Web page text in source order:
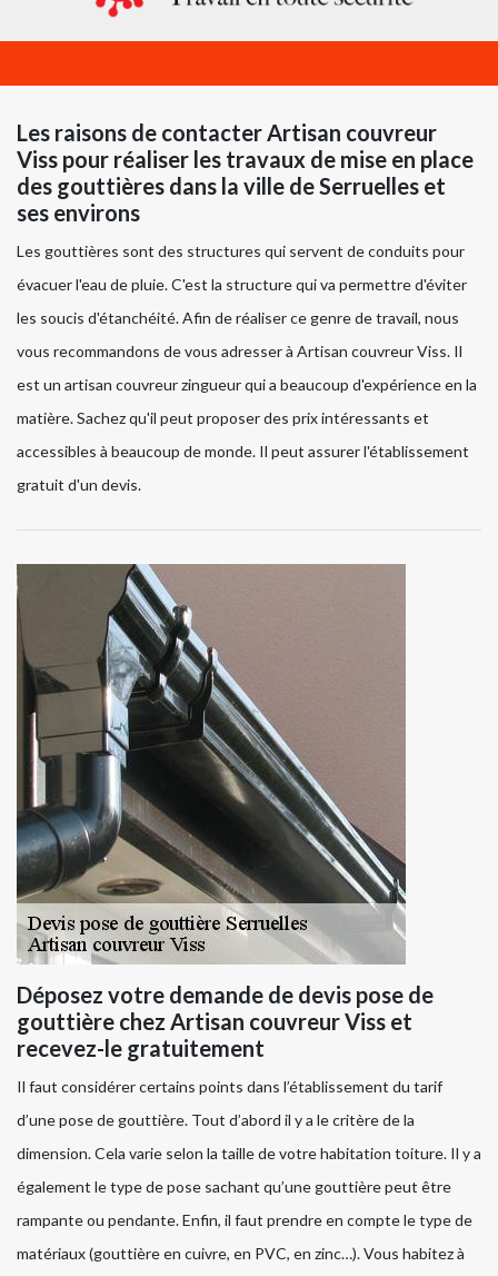
Les raisons de contacter Artisan couvreur
Viss pour réaliser les travaux de mise en place
des gouttières dans la ville de Serruelles et
ses environs
Les gouttières sont des structures qui servent de conduits pour
évacuer l'eau de pluie. C'est la structure qui va permettre d'éviter
les soucis d'étanchéité. Afin de réaliser ce genre de travail, nous
vous recommandons de vous adresser à Artisan couvreur Viss. Il
est un artisan couvreur zingueur qui a beaucoup d'expérience en la
matière. Sachez qu'il peut proposer des prix intéressants et
accessibles à beaucoup de monde. Il peut assurer l'établissement
gratuit d'un devis.
Déposez votre demande de devis pose de
gouttière chez Artisan couvreur Viss et
recevez-le gratuitement
Il faut considérer certains points dans l’établissement du tarif
d’une pose de gouttière. Tout d’abord il y a le critère de la
dimension. Cela varie selon la taille de votre habitation toiture. Il y a
également le type de pose sachant qu’une gouttière peut être
rampante ou pendante. Enfin, il faut prendre en compte le type de
matériaux (gouttière en cuivre, en PVC, en zinc…). Vous habitez à